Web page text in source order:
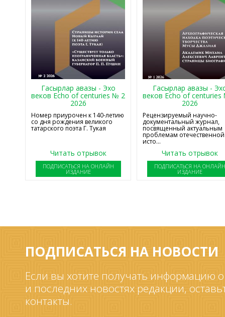
Гасырлар авазы - Эхо
веков Echo of centuries № 2
2026
Номер приурочен к 140-летию
со дня рождения великого
татарского поэта Г. Тукая
Читать отрывок
ПОДПИСАТЬСЯ НА ОНЛАЙН
ИЗДАНИЕ
Гасырлар авазы -
веков Echo of
2026
Рецензируемый научно-
документальный журнал,
посвященный актуальным
проблемам отечественной
исто...
Читать отрывок
ПОДПИСАТЬСЯ НА
ИЗДАНИЕ
ПОДПИСАТЬСЯ НА НОВОСТИ
Если вы хотите получать информацию
и последних новостях редакции,
контакты.